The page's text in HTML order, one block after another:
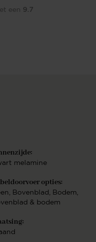
is wel dat de
Kom langs in ons
Onze
TV-Meubel
gemaakte
collectie
op maat
wensen aan de
een 9.7
melamine
opties:
, Bovenblad , Bodem
& bodem